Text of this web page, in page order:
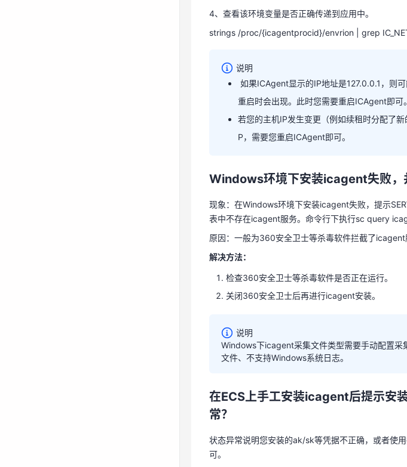
说明
如果ICAgent显示的IP地址是127.0.0.1，
VM掉电重启时会出现。此时您需要重启
若您的主机IP发生变更（例如续租时分配
Windows环境下安装icagent失败，
表中不存在icagent服务。命令行下执行sc query
解决方法：
检查360安全卫士等杀毒软件是否正在运行。
4、查看该环境变量是否正确传递到应用中。
strings /proc/{icagentprocid}/envrion | grep
说明
如果ICAgent显示的IP地址是127.0.0.1，则
重启时会出现。此时您需要重启ICAgent即可。
若您的主机IP发生变更（例如续租时分配了
P，需要您重启ICAgent即可。
Windows环境下安装icagent失败，
现象：在Windows环境下安装icagent失败，提示
表中不存在icagent服务。命令行下执行sc query
原因：一般为360安全卫士等杀毒软件拦截了icagent
解决方法：
检查360安全卫士等杀毒软件是否正在运行。
关闭360安全卫士后再进行icagent安装。
说明
Windows下icagent采集文件类型需要手动配置
文件、不支持Windows系统日志。
在ECS上手工安装icagent后提示安
常？
状态异常说明您安装的ak/sk等凭据不正确，或者使
可。